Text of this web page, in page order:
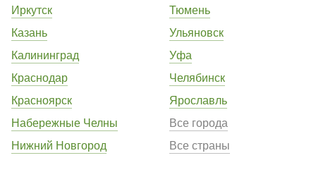
Иркутск
Казань
Калининград
Краснодар
Красноярск
Набережные Челны
Нижний Новгород
Тюмень
Ульяновск
Уфа
Челябинск
Ярославль
Все города
Все страны